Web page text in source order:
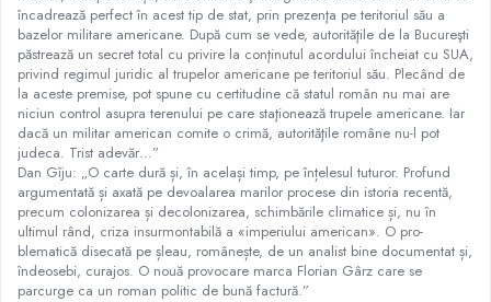
Spiritualitate/Ezoterism
Sport
Stiinte/Educatie
încadrează perfect în acest tip de stat, prin prezenţa pe teritoriul său a
bazelor militare americane. După cum se vede, autorităţile de la Bucureşti
păstrează un secret total cu privire la conţinutul acordului încheiat cu SUA,
privind regimul juridic al trupelor americane pe teritoriul său. Plecând de
la aceste premise, pot spune cu certitudine că statul român nu mai are
niciun control asupra terenului pe care staţionează trupele americane. Iar
dacă un militar american comite o crimă, autorităţile române nu-l pot
judeca. Trist adevăr…”
Dan Gîju: „O carte dură și, în același timp, pe înțelesul tuturor. Profund
argumentată și axată pe devoalarea ma­rilor procese din istoria recentă,
precum colonizarea și decolonizarea, schimbările climatice și, nu în
ultimul rând, criza insurmontabilă a «imperiului american». O pro­
blematică disecată pe șleau, românește, de un analist bine documentat și,
îndeosebi, curajos. O nouă provocare marca Florian Gârz care se
parcurge ca un roman politic de bună factură.”